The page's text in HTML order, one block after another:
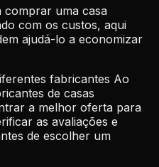
comprar uma casa
com os custos, aqui
ajudá-lo a economizar
fabricantes Ao
de casas
a melhor oferta para
as avaliações e
de escolher um